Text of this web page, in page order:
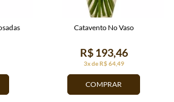
COMPRAR
3x de R$ 64,49
R$ 193,46
Catavento No Vaso